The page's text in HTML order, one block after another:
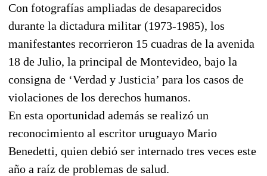
Con fotografías ampliadas de desaparecidos
durante la dictadura militar (1973-1985), los
manifestantes recorrieron 15 cuadras de la avenida
18 de Julio, la principal de Montevideo, bajo la
consigna de ‘Verdad y Justicia’ para los casos de
violaciones de los derechos humanos.
En esta oportunidad además se realizó un
reconocimiento al escritor uruguayo Mario
Benedetti, quien debió ser internado tres veces este
año a raíz de problemas de salud.